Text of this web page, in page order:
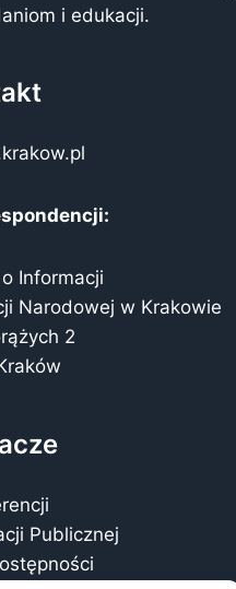
i edukacji.
Informacji
Narodowej w Krakowie
2
Publicznej